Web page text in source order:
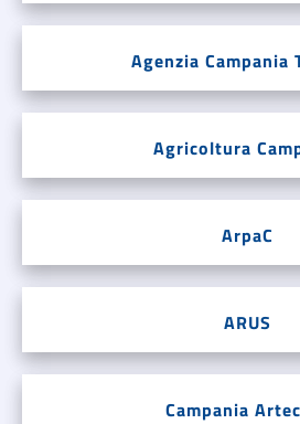
Agenzia Campania
Agricoltura
ArpaC
ARUS
Campania